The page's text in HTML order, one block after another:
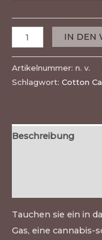
IN DEN
Artikelnummer: n. v.
Schlagwort: Cotton
Beschreibung
Tauchen sie ein in
Gas, eine